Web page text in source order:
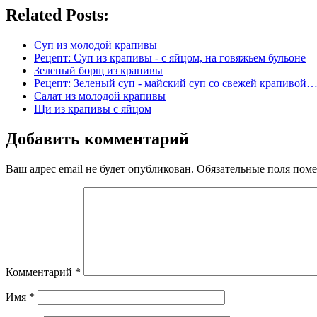
Related Posts:
Суп из молодой крапивы
Рецепт: Суп из крапивы - с яйцом, на говяжьем бульоне
Зеленый борщ из крапивы
Рецепт: Зеленый суп - майский суп со свежей крапивой…
Салат из молодой крапивы
Щи из крапивы с яйцом
Добавить комментарий
Ваш адрес email не будет опубликован. Обязательные поля
Комментарий *
Имя *